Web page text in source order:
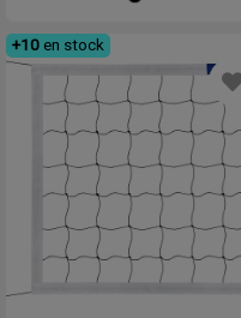
+10 en stock